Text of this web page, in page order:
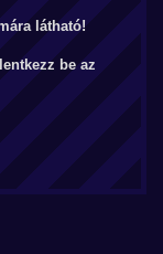
látható!
be az